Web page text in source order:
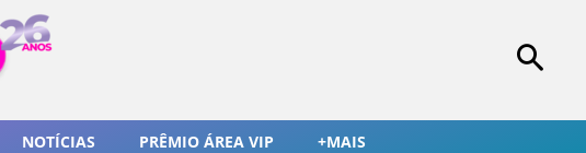
NOTÍCIAS PRÊMIO ÁREA VIP +MAIS